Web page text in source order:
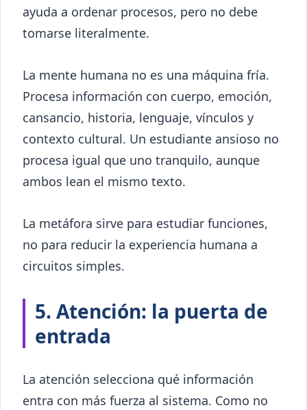
ayuda a ordenar procesos, pero no debe
tomarse literalmente.
La mente humana no es una máquina fría.
Procesa información con cuerpo, emoción,
cansancio, historia, lenguaje, vínculos y
contexto cultural. Un estudiante ansioso no
procesa igual que uno tranquilo, aunque
ambos lean el mismo texto.
La metáfora sirve para estudiar funciones,
no para reducir la experiencia humana a
circuitos simples.
5. Atención: la puerta de
entrada
La atención selecciona qué información
entra con más fuerza al sistema. Como no